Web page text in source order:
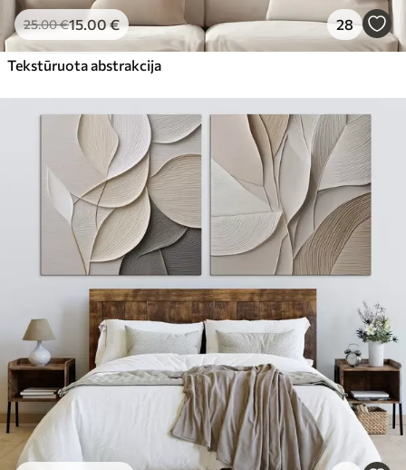
25.00€15.00€ 28
Tekstūruota abstrakcija